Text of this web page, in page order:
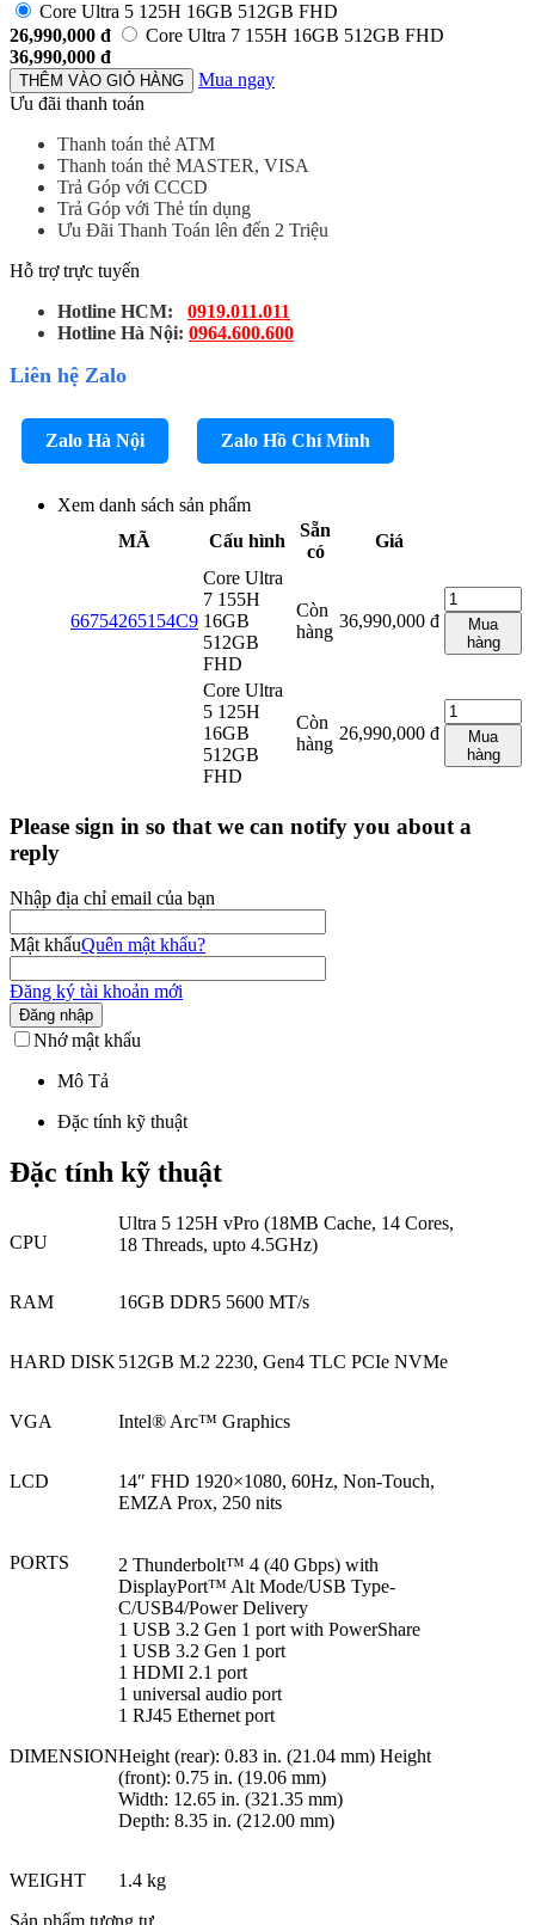
Core Ultra 5 125H 16GB 512GB FHD
26,990,000 đ
Core Ultra 7 155H 16GB 512GB FHD
36,990,000 đ
THÊM VÀO GIỎ HÀNG
Mua ngay
Ưu đãi thanh toán
Thanh toán thẻ ATM
Thanh toán thẻ MASTER, VISA
Trả Góp với CCCD
Trả Góp với Thẻ tín dụng
Ưu Đãi Thanh Toán lên đến 2 Triệu
Hỗ trợ trực tuyến
Hotline HCM: 0919.011.011
Hotline Hà Nội: 0964.600.600
Liên hệ Zalo
Zalo Hà Nội Zalo Hồ Chí Minh
Xem danh sách sản phẩm
MÃ
Cấu hình
Sẵn
có
Giá
66754265154C9
Core Ultra
7 155H
16GB
512GB
FHD
Còn
hàng
36,990,000 đ
Mua
hàng
Core Ultra
5 125H
16GB
512GB
FHD
Còn
hàng
26,990,000 đ
Mua
hàng
Please sign in so that we can notify you about a
reply
Nhập địa chỉ email của bạn
Mật khẩuQuên mật khẩu?
Đăng ký tài khoản mới
Đăng nhập
Nhớ mật khẩu
Mô Tả
Đặc tính kỹ thuật
Đặc tính kỹ thuật
CPU
Ultra 5 125H vPro (18MB Cache, 14 Cores,
18 Threads, upto 4.5GHz)
RAM 16GB DDR5 5600 MT/s
HARD DISK 512GB M.2 2230, Gen4 TLC PCIe NVMe
VGA Intel® Arc™ Graphics
LCD
14″ FHD 1920×1080, 60Hz, Non-Touch,
EMZA Prox, 250 nits
PORTS
2 Thunderbolt™ 4 (40 Gbps) with
DisplayPort™ Alt Mode/USB Type-
C/USB4/Power Delivery
1 USB 3.2 Gen 1 port with PowerShare
1 USB 3.2 Gen 1 port
1 HDMI 2.1 port
1 universal audio port
1 RJ45 Ethernet port
DIMENSIONHeight (rear): 0.83 in. (21.04 mm) Height
(front): 0.75 in. (19.06 mm)
Width: 12.65 in. (321.35 mm)
Depth: 8.35 in. (212.00 mm)
WEIGHT
1.4 kg